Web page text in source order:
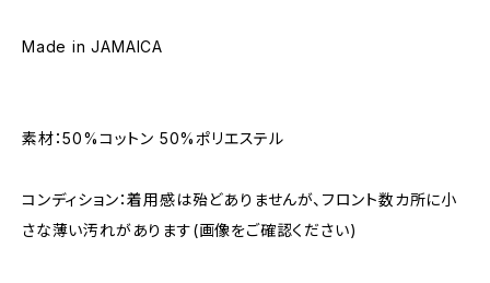
Made in JAMAICA
素材：50%コットン 50%ポリエステル
コンディション：着用感は殆どありませんが、フロント数カ所に小
さな薄い汚れがあります(画像をご確認ください)